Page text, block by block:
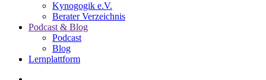
Kynogogik e.V.
Berater Verzeichnis
Podcast & Blog
Podcast
Blog
Lernplattform